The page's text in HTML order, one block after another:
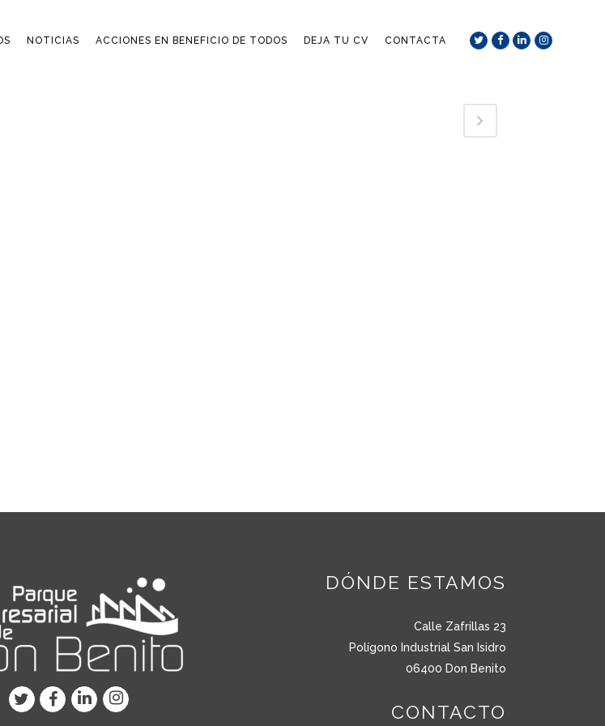
NOTICIAS ACCIONES EN BENEFICIO DE TODOS DEJA TU CV CONTACTA
DÓNDE ESTAMOS
Calle Zafrillas 23
Polígono Industrial San Isidro
06400 Don Benito
CONTACTO